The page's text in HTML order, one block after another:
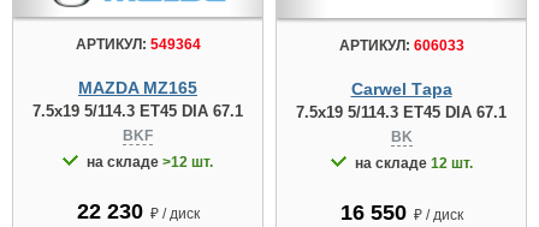
АРТИКУЛ: 549364
MAZDA MZ165
7.5x19 5/114.3 ET45 DIA 67.1
BKF
на складе >12 шт.
22 230 ₽ / диск
АРТИКУЛ: 606033
Carwel Тара
7.5x19 5/114.3 ET45 DIA 67.1
BK
на складе 12 шт.
16 550 ₽ / диск